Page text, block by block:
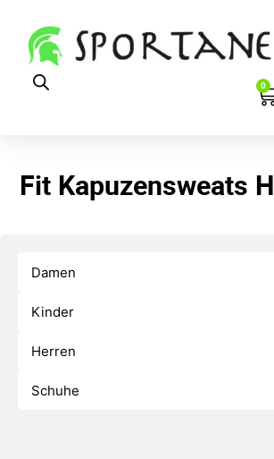
0
Fit Kapuzensweats H
Damen
Kinder
Herren
Schuhe